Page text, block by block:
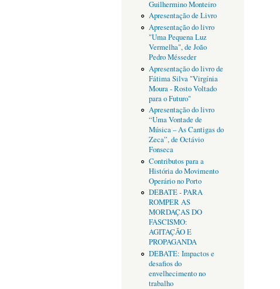
Guilhermino Monteiro
Apresentação de Livro
Apresentação do livro
"Uma Pequena Luz
Vermelha", de João
Pedro Mésseder
Apresentação do livro de
Fátima Silva "Virgínia
Moura - Rosto Voltado
para o Futuro"
Apresentação do livro
“Uma Vontade de
Música – As Cantigas do
Zeca”, de Octávio
Fonseca
Contributos para a
História do Movimento
Operário no Porto
DEBATE - PARA
ROMPER AS
MORDAÇAS DO
FASCISMO:
AGITAÇÃO E
PROPAGANDA
DEBATE: Impactos e
desafios do
envelhecimento no
trabalho